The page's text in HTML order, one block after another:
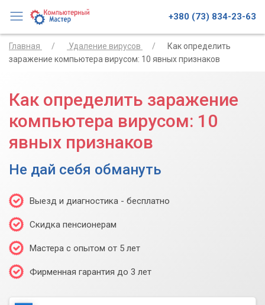
+380 (73) 834-23-63
Главная Удаление вирусов
Как определить
заражение компьютера вирусом: 10 явных признаков
Как определить заражение
компьютера вирусом: 10
явных признаков
Не дай себя обмануть
Выезд и диагностика - бесплатно
Скидка пенсионерам
Мастера с опытом от 5 лет
Фирменная гарантия до 3 лет